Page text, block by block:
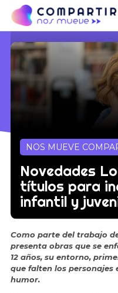
NOS MUEVE
Novedades
títulos para
infantil y
Como parte del trabajo
presenta obras que se
12 años, su entorno,
que falten los personajes
humor.